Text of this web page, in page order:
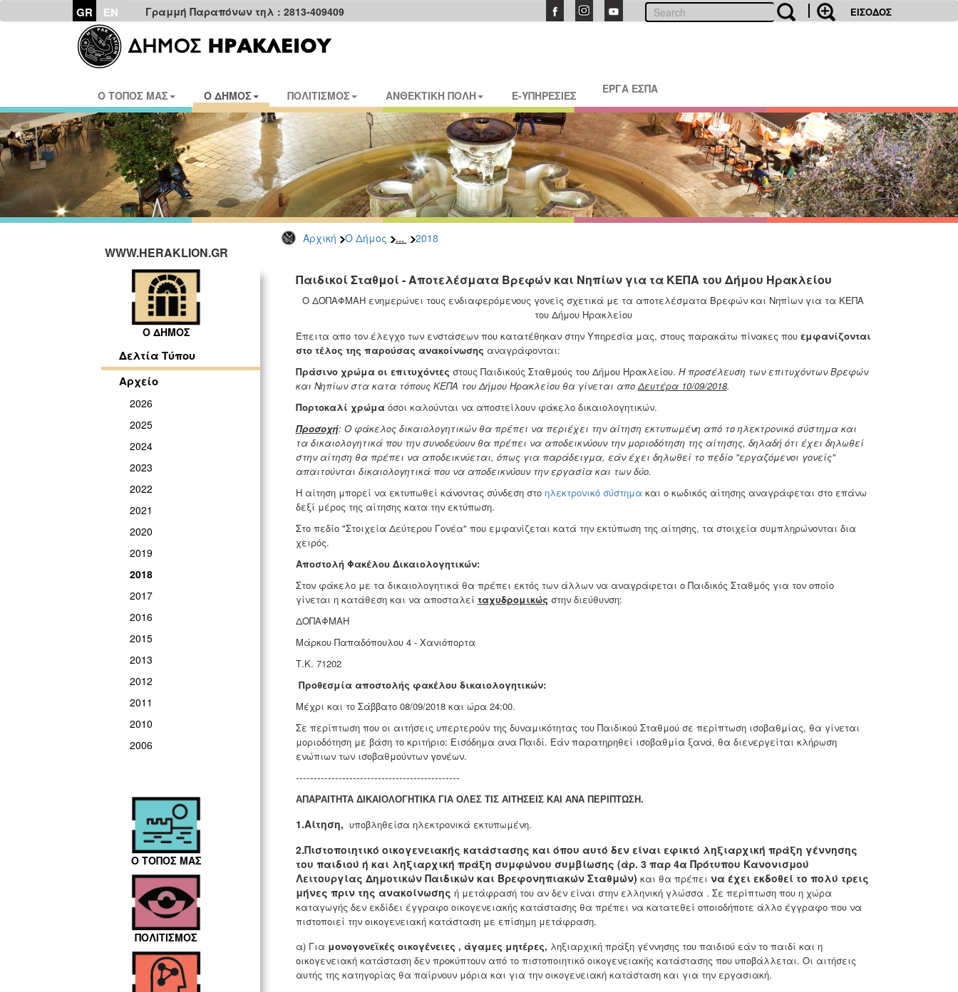
GR EN Γραμμή Παραπόνων τηλ : 2813-409409 ΕΙΣΟΔΟΣ
Ο ΤΟΠΟΣ ΜΑΣ Ο ΔΗΜΟΣ ΠΟΛΙΤΙΣΜΟΣ ΑΝΘΕΚΤΙΚΗ ΠΟΛΗ E-ΥΠΗΡΕΣΙΕΣ ΕΡΓΑ ΕΣΠΑ
Αρχική Ο Δήμος ... 2018
WWW.HERAKLION.GR
Ο ΔΗΜΟΣ
Δελτία Τύπου
Αρχείο
2026
2025
2024
2023
2022
2021
2020
2019
2018
2017
2016
2015
2013
2012
2011
2010
2006
Ο ΤΟΠΟΣ ΜΑΣ
ΠΟΛΙΤΙΣΜΟΣ
Παιδικοί Σταθμοί - Αποτελέσματα Βρεφών και Νηπίων για τα ΚΕΠΑ του Δήμου Ηρακλείου
Ο ΔΟΠΑΦΜΑΗ ενημερώνει τους ενδιαφερόμενους γονείς σχετικά με τα αποτελέσματα Βρεφών και Νηπίων για τα ΚΕΠΑ
του Δήμου Ηρακλείου
Έπειτα απο τον έλεγχο των ενστάσεων που κατατέθηκαν στην Υπηρεσία μας, στους παρακάτω πίνακες που εμφανίζονται
στο τέλος της παρούσας ανακοίνωσης αναγράφονται:
Πράσινο χρώμα οι επιτυχόντες στους Παιδικούς Σταθμούς του Δήμου Ηρακλείου. Η προσέλευση των επιτυχόντων Βρεφών
και Νηπίων στα κατα τόπους ΚΕΠΑ του Δήμου Ηρακλείου θα γίνεται αποΔευτέρα 10/09/2018.
Πορτοκαλί χρώμαόσοι καλούνται να αποστείλουν φάκελο δικαιολογητικών.
Προσοχή: Ο φάκελος δικαιολογητικών θα πρέπει να περιέχει την αίτηση εκτυπωμένη από το ηλεκτρονικό σύστημα και
τα δικαιολογητικά που την συνοδεύουν θα πρέπει να αποδεικνύουν την μοριοδότηση της αίτησης, δηλαδή ότι έχει δηλωθεί
στην αίτηση θα πρέπει να αποδεικνύεται, όπως για παράδειγμα, εάν έχει δηλωθεί το πεδίο "εργαζόμενοι γονείς"
απαιτούνται δικαιολογητικά που να αποδεικνύουν την εργασία και των δύο.
Η αίτηση μπορεί να εκτυπωθεί κάνοντας σύνδεση στο ηλεκτρονικό σύστημα και ο κωδικός αίτησης αναγράφεται στο επάνω
δεξί μέρος της αίτησης κατα την εκτύπωση.
Στο πεδίο "Στοιχεία Δεύτερου Γονέα" που εμφανίζεται κατά την εκτύπωση της αίτησης, τα στοιχεία συμπληρώνονται δια
χειρός.
Αποστολή Φακέλου Δικαιολογητικών:
Στον φάκελο με τα δικαιολογητικά θα πρέπει εκτός των άλλων να αναγράφεται ο Παιδικός Σταθμός για τον οποίο
γίνεται η κατάθεση και να αποσταλεί ταχυδρομικώς στην διεύθυνση:
ΔΟΠΑΦΜΑΗ
Μάρκου Παπαδόπουλου 4 - Χανιόπορτα
Τ.Κ. 71202
Προθεσμία αποστολής φακέλου δικαιολογητικών:
Μέχρι και το Σάββατο 08/09/2018 και ώρα 24:00.
Σε περίπτωση που οι αιτήσεις υπερτερούν της δυναμικότητας του Παιδικού Σταθμού σε περίπτωση ισοβαθμίας, θα γίνεται
μοριοδότηση με βάση το κριτήριο: Εισόδημα ανα Παιδί. Εάν παρατηρηθεί ισοβαθμία ξανά, θα διενεργείται κλήρωση
ενώπιων των ισοβαθμούντων γονέων.
----------------------------------------------
ΑΠΑΡΑΙΤΗΤΑ ΔΙΚΑΙΟΛΟΓΗΤΙΚΑ ΓΙΑ ΟΛΕΣ ΤΙΣ ΑΙΤΗΣΕΙΣ ΚΑΙ ΑΝΑ ΠΕΡΙΠΤΩΣΗ.
1.Αίτηση, υποβληθείσα ηλεκτρονικά εκτυπωμένη.
2.Πιστοποιητικό οικογενειακής κατάστασης και όπου αυτό δεν είναι εφικτό ληξιαρχική πράξη γέννησης
του παιδιού ή και ληξιαρχική πράξη συμφώνου συμβίωσης (άρ. 3 παρ 4α Πρότυπου Κανονισμού
Λειτουργίας Δημοτικών Παιδικών και Βρεφονηπιακών Σταθμών) και θα πρέπει να έχει εκδοθεί το πολύ τρεις
μήνες πριν της ανακοίνωσης ή μετάφρασή του αν δεν είναι στην ελληνική γλώσσα . Σε περίπτωση που η χώρα
καταγωγής δεν εκδίδει έγγραφο οικογενειακής κατάστασης θα πρέπει να κατατεθεί οποιοδήποτε άλλο έγγραφο που να
πιστοποιεί την οικογενειακή κατάσταση με επίσημη μετάφραση.
α) Για μονογονεϊκές οικογένειες , άγαμες μητέρες, ληξιαρχική πράξη γέννησης του παιδιού εάν το παιδί και η
οικογενειακή κατάσταση δεν προκύπτουν από το πιστοποιητικό οικογενειακής κατάστασης που υποβάλλεται. Οι αιτήσεις
αυτής της κατηγορίας θα παίρνουν μόρια και για την οικογενειακή κατάσταση και για την εργασιακή.